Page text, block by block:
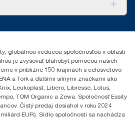
globálnou vedúcou spoločnosťou v oblasti
je zvyšovať blahobyt pomocou našich
v približne 150 krajinách s celosvetovo
a Tork a ďalšími silnými značkami ako
Leukoplast, Libero, Libresse, Lotus,
TOM Organic a Zewa. Spoločnosť Essity
Čistý predaj dosiahol v roku 2024
EUR). Sídlo spoločnosti sa nachádza